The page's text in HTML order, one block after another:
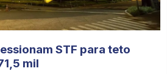
STF para teto
mil